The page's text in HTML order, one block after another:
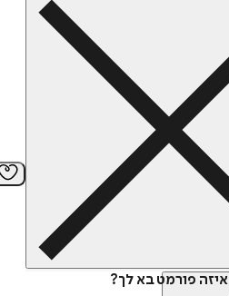
איזה פורמט בא לך?